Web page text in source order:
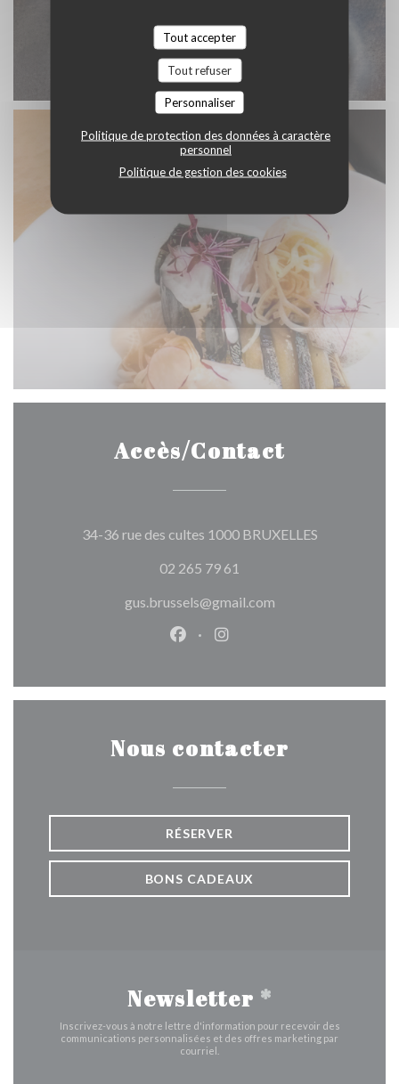
Tout accepter
Tout refuser
Personnaliser
Politique de protection des données à caractère
personnel
Politique de gestion des cookies
Accès/Contact
34-36 rue des cultes 1000 BRUXELLES((ouvre une
02 265 79 61
gus.brussels@gmail.com
Facebook ((ouvre une
Nous contacter
RÉSERVER
BONS CADEAUX
Newsletter *
Inscrivez-vous à notre lettre d'information pour recevoir des
communications personnalisées et des offres marketing par
courriel.